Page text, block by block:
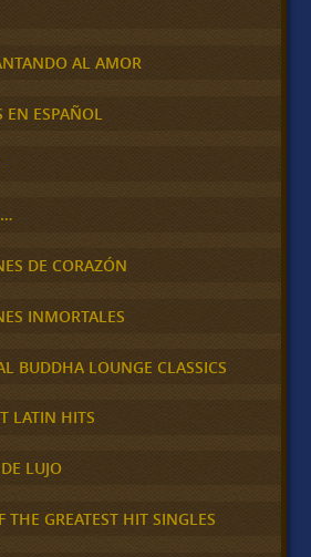
AL AMOR
EN ESPAÑOL
…
DE CORAZÓN
INMORTALES
BUDDHA LOUNGE CLASSICS
LATIN HITS
LUJO
THE GREATEST HIT SINGLES